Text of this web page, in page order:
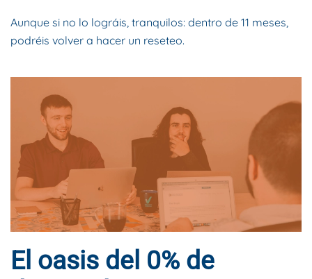
Aunque si no lo lográis, tranquilos: dentro de 11 meses,
podréis volver a hacer un reseteo.
El oasis del 0% de